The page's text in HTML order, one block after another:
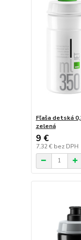
Fľaša detská
zelená
9 €
7,32 € bez DPH